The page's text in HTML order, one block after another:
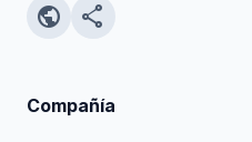
public share
Compañía